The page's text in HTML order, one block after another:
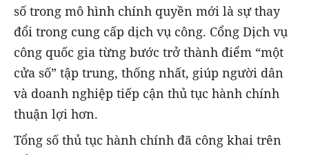
số trong mô hình chính quyền mới là sự thay
đổi trong cung cấp dịch vụ công. Cổng Dịch vụ
công quốc gia từng bước trở thành điểm “một
cửa số” tập trung, thống nhất, giúp người dân
và doanh nghiệp tiếp cận thủ tục hành chính
thuận lợi hơn.
Tổng số thủ tục hành chính đã công khai trên